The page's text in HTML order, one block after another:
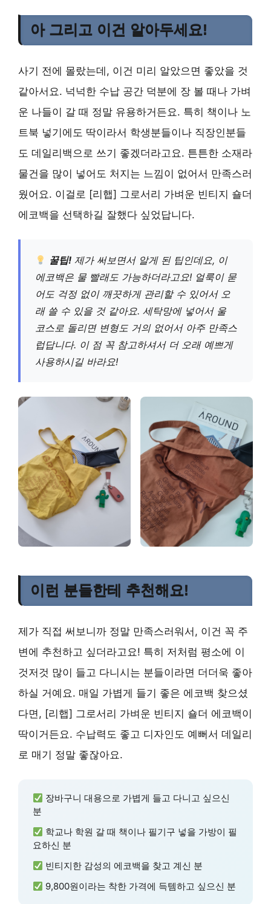
아 그리고 이건 알아두세요!
사기 전에 몰랐는데, 이건 미리 알았으면 좋았을 것
같아서요. 넉넉한 수납 공간 덕분에 장 볼 때나 가벼
운 나들이 갈 때 정말 유용하거든요. 특히 책이나 노
트북 넣기에도 딱이라서 학생분들이나 직장인분들
도 데일리백으로 쓰기 좋겠더라고요. 튼튼한 소재라
물건을 많이 넣어도 처지는 느낌이 없어서 만족스러
웠어요. 이걸로 [리햅] 그로서리 가벼운 빈티지 숄더
에코백을 선택하길 잘했다 싶었답니다.
꿀팁! 제가 써보면서 알게 된 팁인데요, 이
에코백은 물 빨래도 가능하더라고요! 얼룩이 묻
어도 걱정 없이 깨끗하게 관리할 수 있어서 오
래 쓸 수 있을 것 같아요. 세탁망에 넣어서 울
코스로 돌리면 변형도 거의 없어서 아주 만족스
럽답니다. 이 점 꼭 참고하셔서 더 오래 예쁘게
사용하시길 바라요!
이런 분들한테 추천해요!
제가 직접 써보니까 정말 만족스러워서, 이건 꼭 주
변에 추천하고 싶더라고요! 특히 저처럼 평소에 이
것저것 많이 들고 다니시는 분들이라면 더더욱 좋아
하실 거예요. 매일 가볍게 들기 좋은 에코백 찾으셨
다면, [리햅] 그로서리 가벼운 빈티지 숄더 에코백이
딱이거든요. 수납력도 좋고 디자인도 예뻐서 데일리
로 매기 정말 좋잖아요.
장바구니 대용으로 가볍게 들고 다니고 싶으신
분
학교나 학원 갈 때 책이나 필기구 넣을 가방이 필
요하신 분
빈티지한 감성의 에코백을 찾고 계신 분
9,800원이라는 착한 가격에 득템하고 싶으신 분